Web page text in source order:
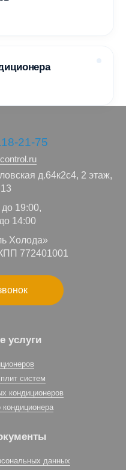
21-75
д.64к2с4, 2 этаж,
19:00,
14:00
Холода»
772401001
услуги
систем
кондиционеров
кондиционера
данных